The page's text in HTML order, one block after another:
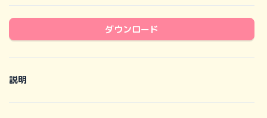
ダウンロード
説明